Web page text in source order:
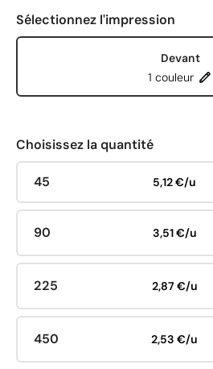
Sélectionnez l'impression
Devant
1 couleur
Choisissez la quantité
45 5,12 €/u
90 3,51 €/u
225 2,87 €/u
450 2,53 €/u